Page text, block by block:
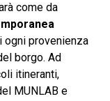
come da
ogni provenienza
borgo. Ad
itineranti,
MUNLAB e